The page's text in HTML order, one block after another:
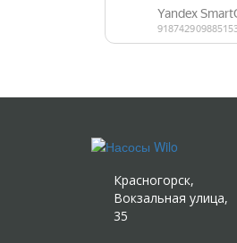
Красногорск,
Вокзальная улица,
35